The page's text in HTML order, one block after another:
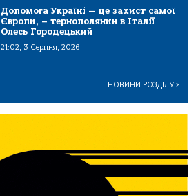
Допомога Україні — це захист самої
Європи, – тернополянин в Італії
Олесь Городецький
21:02, 3 Серпня, 2026
НОВИНИ РОЗДІЛУ>